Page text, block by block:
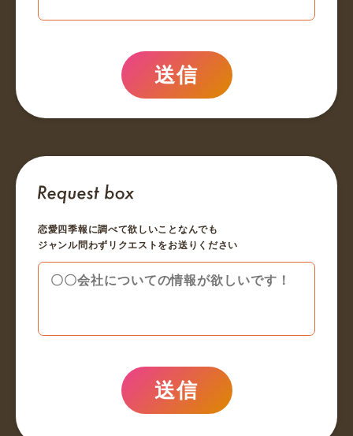
送信
恋愛四季報に調べて欲しいことなんでも
ジャンル問わずリクエストをお送りください
送信